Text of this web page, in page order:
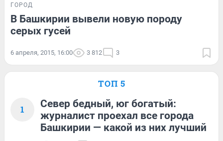
ГОРОД
В Башкирии вывели новую породу
серых гусей
6 апреля, 2015, 16:00 3 812 3
ТОП 5
1
Север бедный, юг богатый:
журналист проехал все города
Башкирии — какой из них лучший